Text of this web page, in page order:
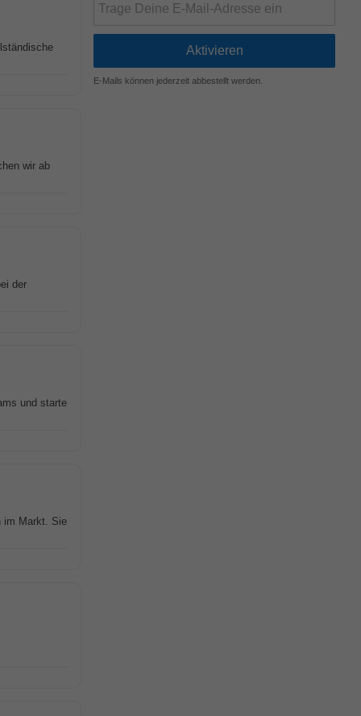
wir ab
der
und starte
im Markt. Sie
E-Mails können jederzeit abbestellt werden.